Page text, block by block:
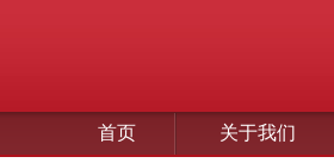
首页 关于我们